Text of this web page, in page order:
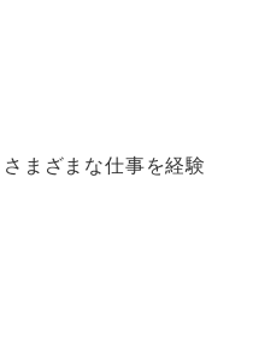
まざまな仕事を経験